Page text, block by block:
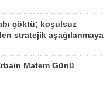
çöktü; koşulsuz
stratejik aşağılanmaya
Matem Günü